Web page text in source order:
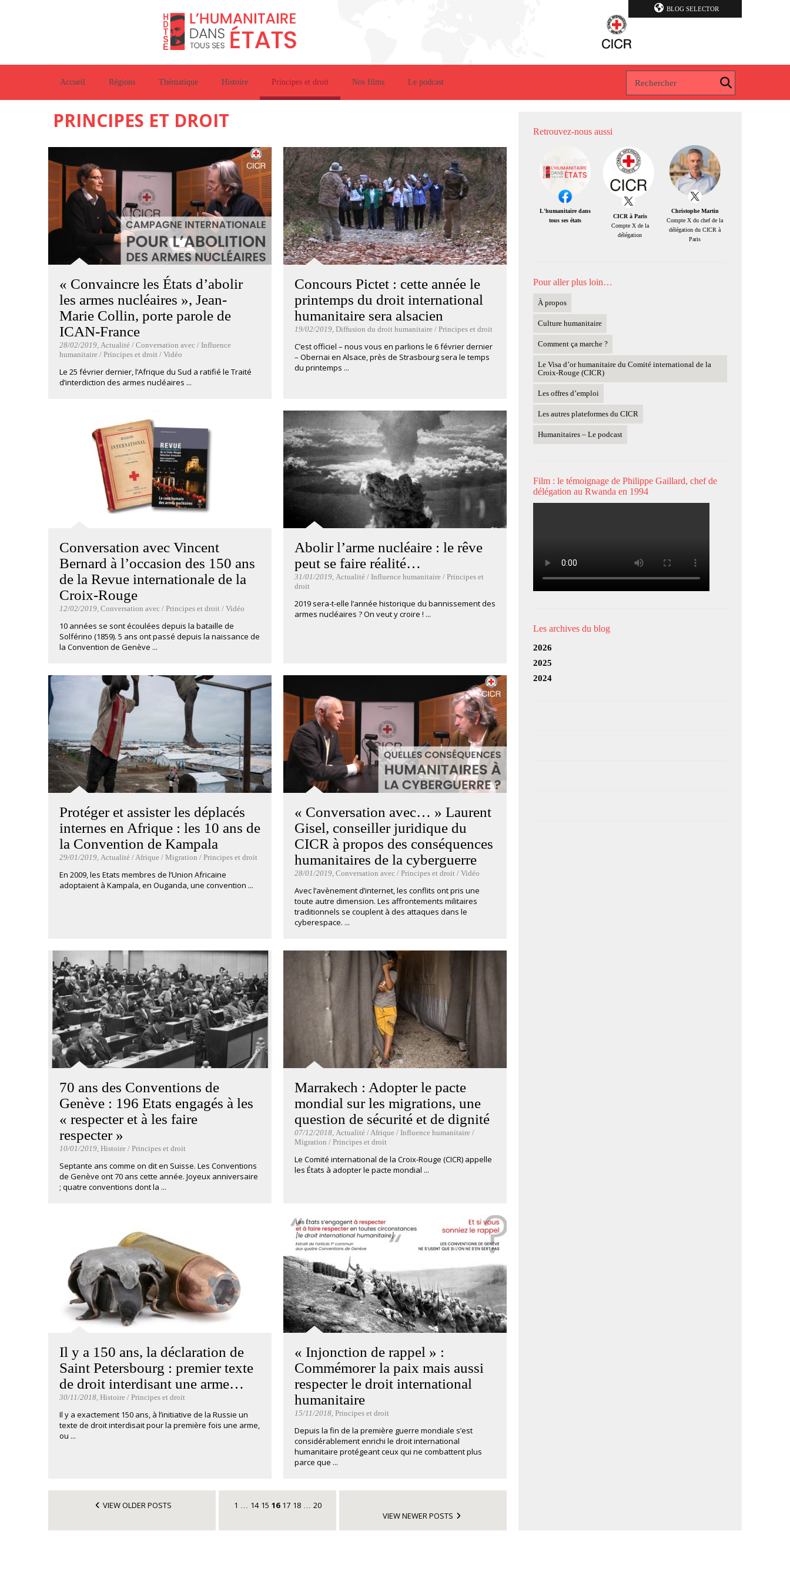
BLOG SELECTOR
Accueil Régions Thématique Histoire Principes et droit Nos films Le podcast
PRINCIPES ET DROIT
« Convaincre les États d’abolir
les armes nucléaires », Jean-
Marie Collin, porte parole de
ICAN-France
28/02/2019, Actualité / Conversation avec / Influence
humanitaire / Principes et droit / Vidéo
Le 25 février dernier, l’Afrique du Sud a ratifié le Traité
d’interdiction des armes nucléaires ...
Concours Pictet : cette année le
printemps du droit international
humanitaire sera alsacien
19/02/2019, Diffusion du droit humanitaire / Principes et droit
C’est officiel – nous vous en parlions le 6 février dernier
– Obernai en Alsace, près de Strasbourg sera le temps
du printemps ...
Conversation avec Vincent
Bernard à l’occasion des 150 ans
de la Revue internationale de la
Croix-Rouge
12/02/2019, Conversation avec / Principes et droit / Vidéo
10 années se sont écoulées depuis la bataille de
Solférino (1859). 5 ans ont passé depuis la naissance de
la Convention de Genève ...
Abolir l’arme nucléaire : le rêve
peut se faire réalité…
31/01/2019, Actualité / Influence humanitaire / Principes et
droit
2019 sera-t-elle l’année historique du bannissement des
armes nucléaires ? On veut y croire ! ...
Protéger et assister les déplacés
internes en Afrique : les 10 ans de
la Convention de Kampala
29/01/2019, Actualité / Afrique / Migration / Principes et droit
En 2009, les Etats membres de l’Union Africaine
adoptaient à Kampala, en Ouganda, une convention ...
« Conversation avec… » Laurent
Gisel, conseiller juridique du
CICR à propos des conséquences
humanitaires de la cyberguerre
28/01/2019, Conversation avec / Principes et droit / Vidéo
Avec l’avènement d’internet, les conflits ont pris une
toute autre dimension. Les affrontements militaires
traditionnels se couplent à des attaques dans le
cyberespace. ...
70 ans des Conventions de
Genève : 196 Etats engagés à les
« respecter et à les faire
respecter »
10/01/2019, Histoire / Principes et droit
Septante ans comme on dit en Suisse. Les Conventions
de Genève ont 70 ans cette année. Joyeux anniversaire
; quatre conventions dont la ...
Marrakech : Adopter le pacte
mondial sur les migrations, une
question de sécurité et de dignité
07/12/2018, Actualité / Afrique / Influence humanitaire /
Migration / Principes et droit
Le Comité international de la Croix-Rouge (CICR) appelle
les États à adopter le pacte mondial ...
Il y a 150 ans, la déclaration de
Saint Petersbourg : premier texte
de droit interdisant une arme…
30/11/2018, Histoire / Principes et droit
Il y a exactement 150 ans, à l’initiative de la Russie un
texte de droit interdisait pour la première fois une arme,
ou ...
« Injonction de rappel » :
Commémorer la paix mais aussi
respecter le droit international
humanitaire
15/11/2018, Principes et droit
Depuis la fin de la première guerre mondiale s’est
considérablement enrichi le droit international
humanitaire protégeant ceux qui ne combattent plus
parce que ...
VIEW OLDER POSTS 1 … 14 15 16 17 18 … 20
VIEW NEWER POSTS
Retrouvez-nous aussi
L'humanitaire dans
tous ses états
CICR à Paris
Compte X de la
délégation
Christophe Martin
Compte X du chef de la
délégation du CICR à
Paris
Pour aller plus loin…
À propos
Culture humanitaire
Comment ça marche ?
Le Visa d’or humanitaire du Comité international de la
Croix-Rouge (CICR)
Les offres d’emploi
Les autres plateformes du CICR
Humanitaires – Le podcast
Film : le témoignage de Philippe Gaillard, chef de
délégation au Rwanda en 1994
Les archives du blog
2026
2025
2024